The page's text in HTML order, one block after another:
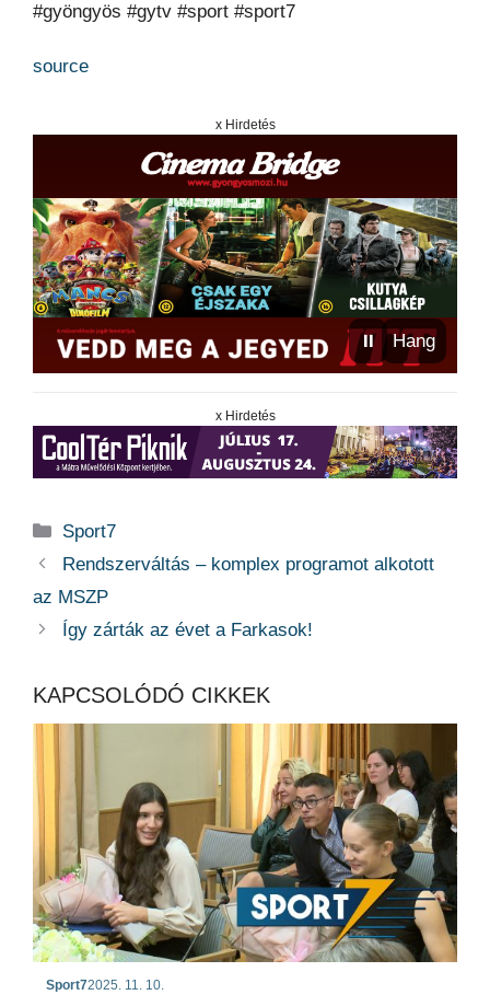
#gyöngyös #gytv #sport #sport7
source
x Hirdetés
⏸ Hang
x Hirdetés
Kategória
Sport7
Rendszerváltás – komplex programot alkotott
az MSZP
Így zárták az évet a Farkasok!
KAPCSOLÓDÓ CIKKEK
Sport72025. 11. 10.